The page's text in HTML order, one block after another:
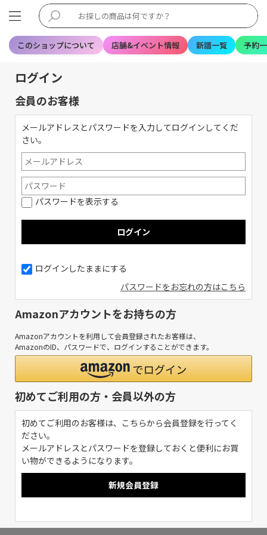
このショップについて 店舗&イベント情報 新譜一覧 予約
ログイン
会員のお客様
メールアドレスとパスワードを入力してログインしてくだ
さい。
パスワードを表示する
ログインしたままにする
パスワードをお忘れの方はこちら
Amazonアカウントをお持ちの方
Amazonアカウントを利用して会員登録されたお客様は、
AmazonのID、パスワードで、ログインすることができます。
初めてご利用の方・会員以外の方
初めてご利用のお客様は、こちらから会員登録を行ってく
ださい。
メールアドレスとパスワードを登録しておくと便利にお買
い物ができるようになります。